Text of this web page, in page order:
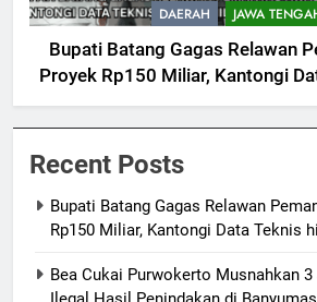
DAERAH JAWA
Bupati Batang Gagas Relawan
Proyek Rp150 Miliar, Kantongi
Nilai
Recent Posts
Bupati Batang Gagas Relawan
Rp150 Miliar, Kantongi Data Teknis
Bea Cukai Purwokerto Musnahkan